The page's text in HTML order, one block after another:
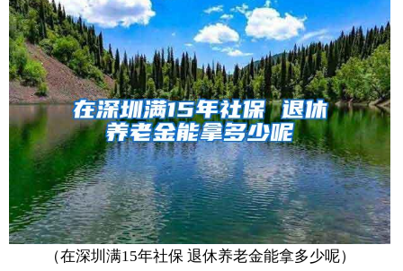
（在深圳满15年社保 退休养老金能拿多少呢）